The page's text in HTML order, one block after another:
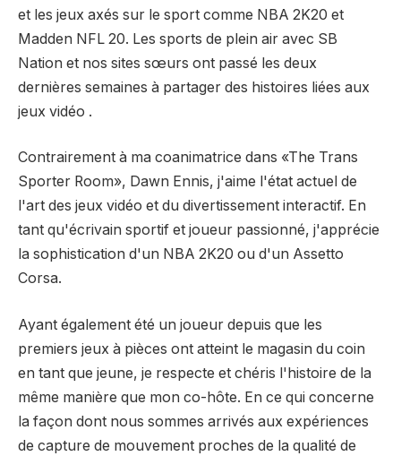
et les jeux axés sur le sport comme NBA 2K20 et
Madden NFL 20. Les sports de plein air avec SB
Nation et nos sites sœurs ont passé les deux
dernières semaines à partager des histoires liées aux
jeux vidéo .
Contrairement à ma coanimatrice dans «The Trans
Sporter Room», Dawn Ennis, j'aime l'état actuel de
l'art des jeux vidéo et du divertissement interactif. En
tant qu'écrivain sportif et joueur passionné, j'apprécie
la sophistication d'un NBA 2K20 ou d'un Assetto
Corsa.
Ayant également été un joueur depuis que les
premiers jeux à pièces ont atteint le magasin du coin
en tant que jeune, je respecte et chéris l'histoire de la
même manière que mon co-hôte. En ce qui concerne
la façon dont nous sommes arrivés aux expériences
de capture de mouvement proches de la qualité de